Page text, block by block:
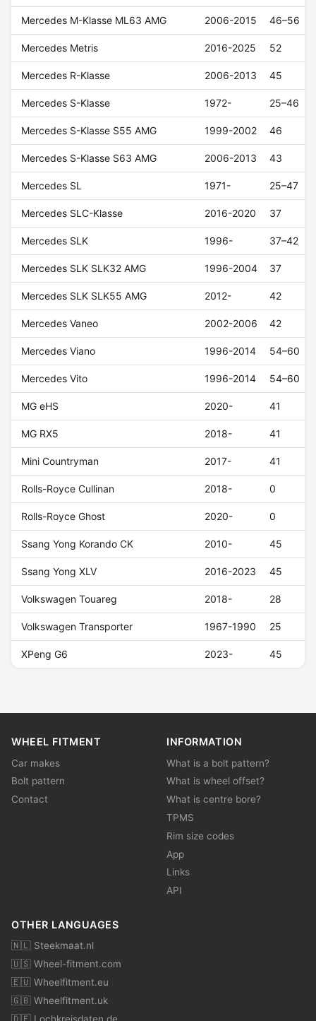
Mercedes M-Klasse ML63 AMG 2006-2015 46–56
Mercedes Metris 2016-2025 52
Mercedes R-Klasse 2006-2013 45
Mercedes S-Klasse 1972- 25–46
Mercedes S-Klasse S55 AMG 1999-2002 46
Mercedes S-Klasse S63 AMG 2006-2013 43
Mercedes SL 1971- 25–47
Mercedes SLC-Klasse 2016-2020 37
Mercedes SLK 1996- 37–42
Mercedes SLK SLK32 AMG 1996-2004 37
Mercedes SLK SLK55 AMG 2012- 42
Mercedes Vaneo 2002-2006 42
Mercedes Viano 1996-2014 54–60
Mercedes Vito 1996-2014 54–60
MG eHS 2020- 41
MG RX5 2018- 41
Mini Countryman 2017- 41
Rolls-Royce Cullinan 2018- 0
Rolls-Royce Ghost 2020- 0
Ssang Yong Korando CK 2010- 45
Ssang Yong XLV 2016-2023 45
Volkswagen Touareg 2018- 28
Volkswagen Transporter 1967-1990 25
XPeng G6 2023- 45
WHEEL FITMENT
Car makes
Bolt pattern
Contact
INFORMATION
What is a bolt pattern?
What is wheel offset?
What is centre bore?
TPMS
Rim size codes
App
Links
API
OTHER LANGUAGES
🇳🇱 Steekmaat.nl
🇺🇸 Wheel-fitment.com
🇪🇺 Wheelfitment.eu
🇬🇧 Wheelfitment.uk
🇩🇪 Lochkreisdaten.de